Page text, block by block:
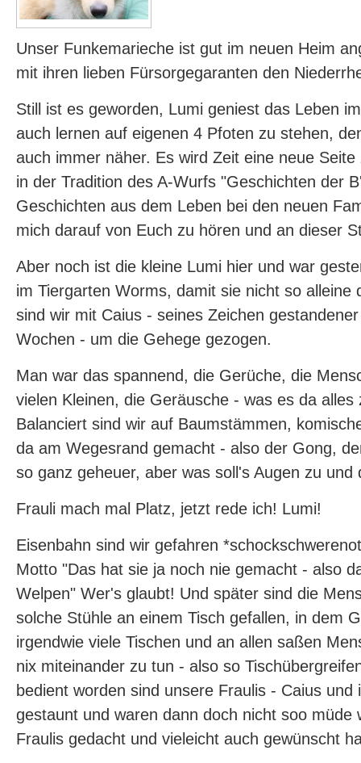
Unser Funkemarieche ist gut im neuen Heim
mit ihren lieben Fürsorgegaranten den
Still ist es geworden, Lumi geniest das Leben
auch lernen auf eigenen 4 Pfoten zu stehen,
auch immer näher. Es wird Zeit eine neue
in der Tradition des A-Wurfs "Geschichten der
Geschichten aus dem Leben bei den neuen
mich darauf von Euch zu hören und an dieser
Aber noch ist die kleine Lumi hier und war
im Tiergarten Worms, damit sie nicht so alleine
sind wir mit Caius - seines Zeichen
Wochen - um die Gehege gezogen.
Man war das spannend, die Gerüche, die
vielen Kleinen, die Geräusche - was es da alles
Balanciert sind wir auf Baumstämmen,
da am Wegesrand gemacht - also der Gong,
so ganz geheuer, aber was soll's Augen zu und
Frauli mach mal Platz, jetzt rede ich! Lumi!
Eisenbahn sind wir gefahren
Motto "Das hat sie ja noch nie gemacht - also
Welpen" Wer's glaubt! Und später sind die
solche Stühle an einem Tisch gefallen, in dem
irgendwie viele Tischen und an allen saßen
nix miteinander zu tun - also so
bedient worden sind unsere Fraulis - Caius und
gestaunt und waren dann doch nicht soo müde
Fraulis gedacht und vieleicht auch gewünscht